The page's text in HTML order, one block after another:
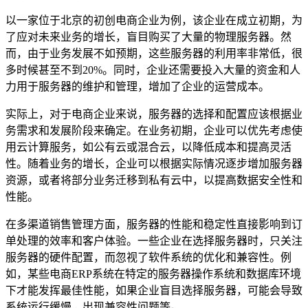
以一家位于北京的初创电商企业为例，该企业在成立初期，为
了应对未来业务的增长，盲目购买了大量的物理服务器。然
而，由于业务发展不如预期，这些服务器的利用率非常低，很
多时候甚至不到20%。同时，企业还需要投入大量的资金和人
力用于服务器的维护和管理，增加了企业的运营成本。
实际上，对于电商企业来说，服务器的选择和配置应该根据业
务需求和发展阶段来确定。在业务初期，企业可以优先考虑使
用云计算服务，如公有云或混合云，以降低成本和提高灵活
性。随着业务的增长，企业可以根据实际情况逐步增加服务器
资源，或者将部分业务迁移到私有云中，以提高数据安全性和
性能。
在多渠道销售管理方面，服务器的性能和稳定性直接影响到订
单处理的效率和客户体验。一些企业在选择服务器时，只关注
服务器的硬件配置，而忽视了软件系统的优化和兼容性。例
如，某些电商ERP系统在特定的服务器操作系统和数据库环境
下才能发挥最佳性能，如果企业盲目选择服务器，可能会导致